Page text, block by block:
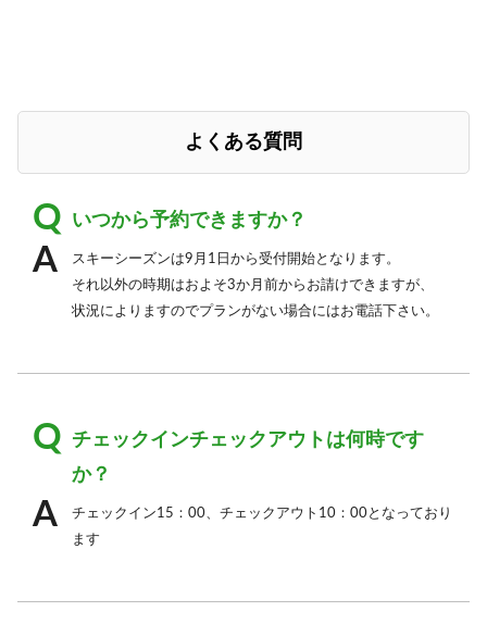
よくある質問
いつから予約できますか？
スキーシーズンは9月1日から受付開始となります。
それ以外の時期はおよそ3か月前からお請けできますが、
状況によりますのでプランがない場合にはお電話下さい。
チェックインチェックアウトは何時です
か？
チェックイン15：00、チェックアウト10：00となっており
ます